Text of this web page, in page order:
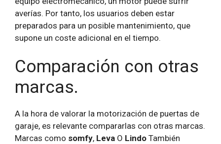
averías. Por tanto, los usuarios deben estar
preparados para un posible mantenimiento, que
supone un coste adicional en el tiempo.
Comparación con otras
marcas.
A la hora de valorar la motorización de puertas de
garaje, es relevante compararlas con otras marcas.
Marcas como somfy, Leva O Lindo También